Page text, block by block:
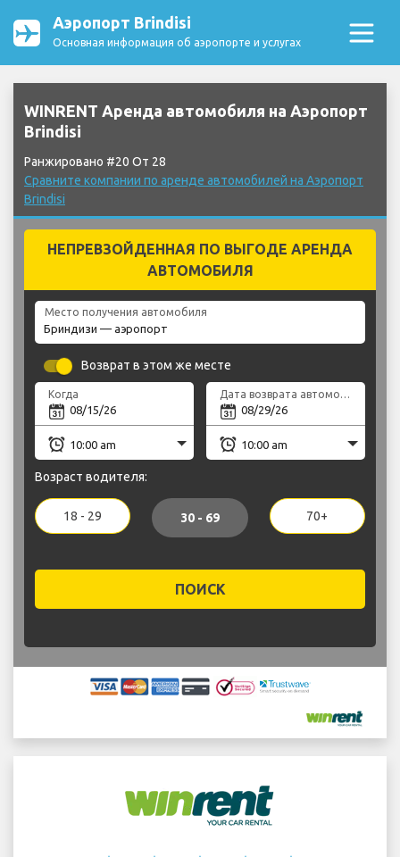
Аэропорт Brindisi
Основная информация об аэропорте и услугах
WINRENT Аренда автомобиля на Аэропорт
Brindisi
Ранжировано #20 От 28
Сравните компании по аренде автомобилей на Аэропорт
Brindisi
НЕПРЕВЗОЙДЕННАЯ ПО ВЫГОДЕ АРЕНДА
АВТОМОБИЛЯ
Место получения автомобиля
Возврат в этом же месте
Когда Дата возврата автомобиля
Возраст водителя:
18 - 29 30 - 69 70+
ПОИСК